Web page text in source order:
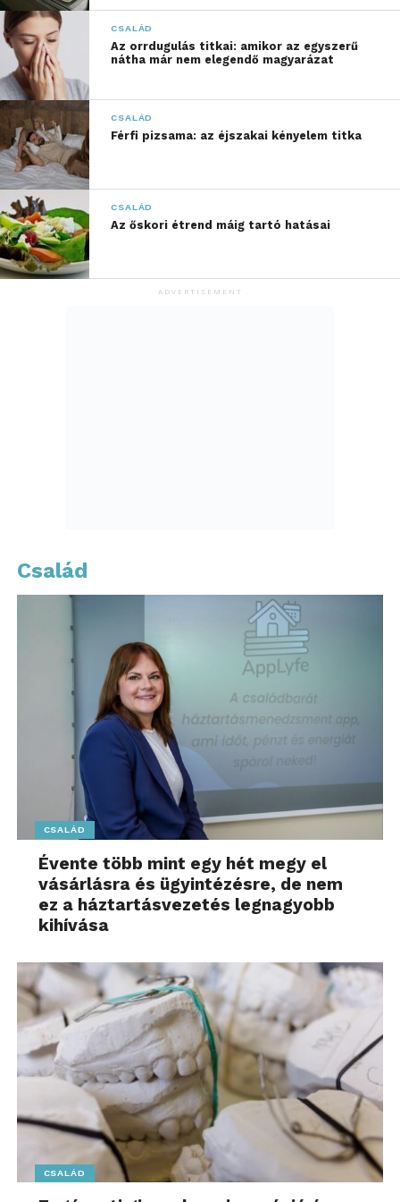
gyerekeket Bogyóval, Babócával és barátaikkal!
További friss híreket talál awww.sziamaci.hu
főoldalán! Kövesse a technológiai híreket és
csatlakozzon hozzánk a
CSALÁD
Az orrdugulás titkai: amikor az egyszerű
nátha már nem elegendő magyarázat
CSALÁD
Férfi pizsama: az éjszakai kényelem titka
CSALÁD
Az őskori étrend máig tartó hatásai
ADVERTISEMENT
Család
CSALÁD
Évente több mint egy hét megy el
vásárlásra és ügyintézésre, de nem
ez a háztartásvezetés legnagyobb
kihívása
CSALÁD